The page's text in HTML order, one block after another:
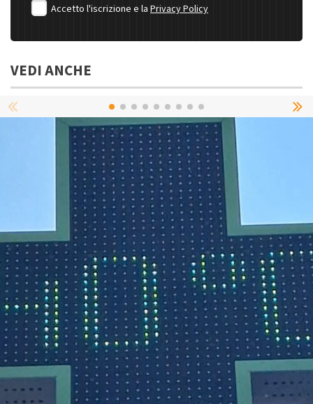
Accetto l'iscrizione e la Privacy Policy
VEDI ANCHE